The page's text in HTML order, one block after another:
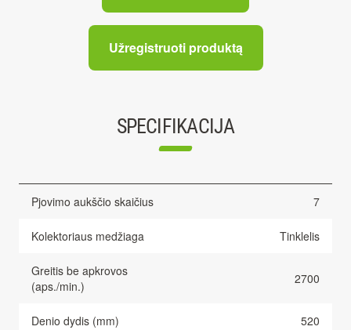
Užregistruoti produktą
SPECIFIKACIJA
Pjovimo aukščio skaičius 7
Kolektoriaus medžiaga Tinklelis
Greitis be apkrovos
(aps./min.)
2700
Denio dydis (mm) 520